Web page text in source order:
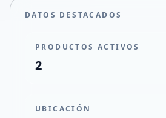
DATOS DESTACADOS
PRODUCTOS ACTIVOS
2
UBICACIÓN